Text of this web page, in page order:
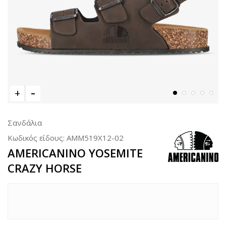
Σανδάλια
Κωδικός είδους: AMM519X12-02
AMERICANINO YOSEMITE
CRAZY HORSE